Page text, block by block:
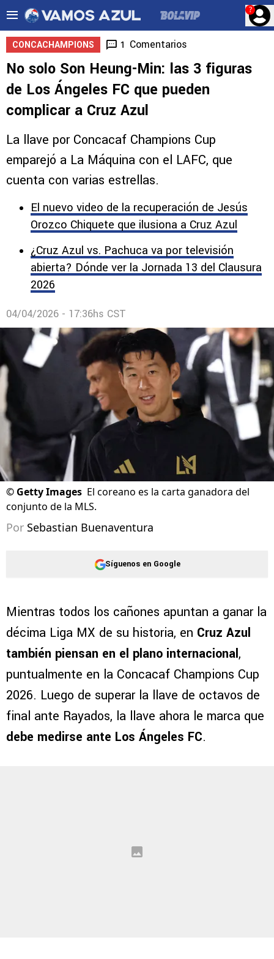
?
CONCACHAMPIONS 1 Comentarios
No solo Son Heung-Min: las 3 figuras
de Los Ángeles FC que pueden
complicar a Cruz Azul
La llave por Concacaf Champions Cup
emparejó a La Máquina con el LAFC, que
cuenta con varias estrellas.
El nuevo video de la recuperación de Jesús
Orozco Chiquete que ilusiona a Cruz Azul
¿Cruz Azul vs. Pachuca va por televisión
abierta? Dónde ver la Jornada 13 del Clausura
2026
04/04/2026 - 17:36hs CST
© Getty Images El coreano es la carta ganadora del
conjunto de la MLS.
Por Sebastian Buenaventura
Síguenos en Google
Mientras todos los cañones apuntan a ganar la
décima Liga MX de su historia, en Cruz Azul
también piensan en el plano internacional,
puntualmente en la Concacaf Champions Cup
2026. Luego de superar la llave de octavos de
final ante Rayados, la llave ahora le marca que
debe medirse ante Los Ángeles FC.